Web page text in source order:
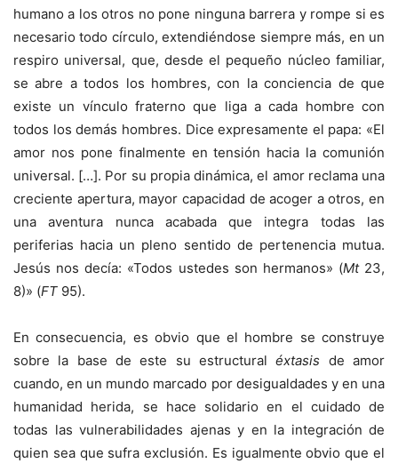
humano a los otros no pone ninguna barrera y rompe si es
necesario todo círculo, extendiéndose siempre más, en un
respiro universal, que, desde el pequeño núcleo familiar,
se abre a todos los hombres, con la conciencia de que
existe un vínculo fraterno que liga a cada hombre con
todos los demás hombres. Dice expresamente el papa: «El
amor nos pone finalmente en tensión hacia la comunión
universal. […]. Por su propia dinámica, el amor reclama una
creciente apertura, mayor capacidad de acoger a otros, en
una aventura nunca acabada que integra todas las
periferias hacia un pleno sentido de pertenencia mutua.
Jesús nos decía: «Todos ustedes son hermanos» (Mt23,
8)» (FT 95).
En consecuencia, es obvio que el hombre se construye
sobre la base de este su estructuraléxtasis de amor
cuando, en un mundo marcado por desigualdades y en una
humanidad herida, se hace solidario en el cuidado de
todas las vulnerabilidades ajenas y en la integración de
quien sea que sufra exclusión. Es igualmente obvio que el